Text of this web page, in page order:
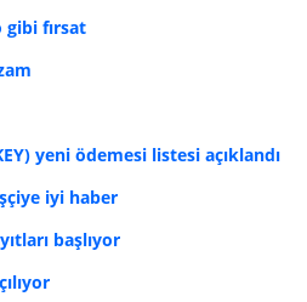
fırsat
yeni ödemesi listesi açıklandı
iyi haber
başlıyor